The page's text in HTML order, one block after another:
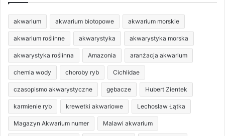
akwarium akwarium biotopowe akwarium morskie
akwarium roślinne akwarystyka akwarystyka morska
akwarystyka roślinna Amazonia aranżacja akwarium
chemia wody choroby ryb Cichlidae
czasopismo akwarystyczne gębacze Hubert Zientek
karmienie ryb krewetki akwariowe Lechosław Łątka
Magazyn Akwarium numer Malawi akwarium